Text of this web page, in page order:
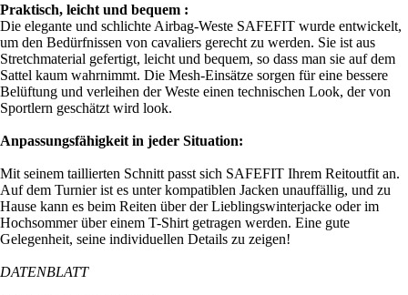
Praktisch, leicht und bequem :
Die elegante und schlichte Airbag-Weste SAFEFIT wurde entwickelt,
um den Bedürfnissen von cavaliers gerecht zu werden. Sie ist aus
Stretchmaterial gefertigt, leicht und bequem, so dass man sie auf dem
Sattel kaum wahrnimmt. Die Mesh-Einsätze sorgen für eine bessere
Belüftung und verleihen der Weste einen technischen Look, der von
Sportlern geschätzt wird look.
Anpassungsfähigkeit in jeder Situation:
Mit seinem taillierten Schnitt passt sich SAFEFIT Ihrem Reitoutfit an.
Auf dem Turnier ist es unter kompatiblen Jacken unauffällig, und zu
Hause kann es beim Reiten über der Lieblingswinterjacke oder im
Hochsommer über einem T-Shirt getragen werden. Eine gute
Gelegenheit, seine individuellen Details zu zeigen!
DATENBLATT